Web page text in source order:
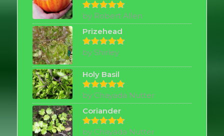
Rated5
out of 5
by Robert Allen
Prizehead
Rated5
out of 5
by Shirley
Holy Basil
Rated5
out of 5
by Chayada Nutter
Coriander
Rated5
by Chayada Nutter